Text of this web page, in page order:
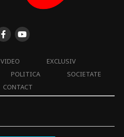
VIDEO
EXCLUSIV
POLITICA
SOCIETATE
CONTACT